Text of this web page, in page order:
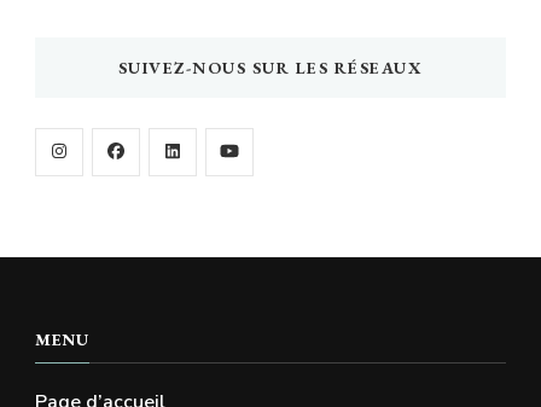
SUIVEZ-NOUS SUR LES RÉSEAUX
MENU
Page d’accueil